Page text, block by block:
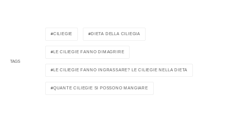
TAGS
CILIEGIE DIETA DELLA CILIEGIA
LE CILIEGIE FANNO DIMAGRIRE
LE CILIEGIE FANNO INGRASSARE? LE CILIEGIE NELLA DIETA
QUANTE CILIEGIE SI POSSONO MANGIARE